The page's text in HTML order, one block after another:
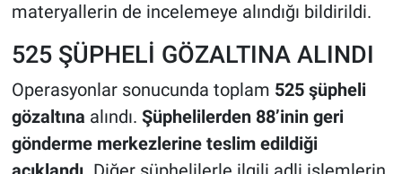
materyallerin de incelemeye alındığı bildirildi.
525 ŞÜPHELİ GÖZALTINA ALINDI
Operasyonlar sonucunda toplam 525 şüpheli
gözaltına alındı. Şüphelilerden 88’inin geri
gönderme merkezlerine teslim edildiği